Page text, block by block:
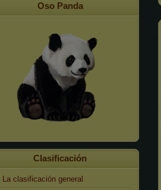
Oso Panda
Clasificación
La clasificación general